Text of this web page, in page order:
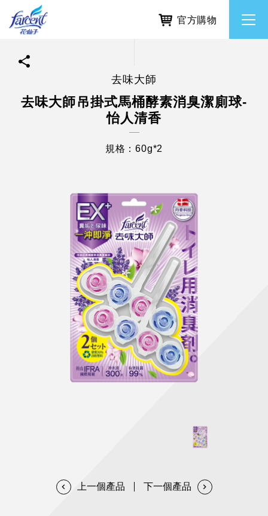
繁體中文
使命與核心價值
所有品牌
居家清潔洗劑
天然清潔洗劑
居家打掃工具
利害關係人互動與經營
透過各種型態及管道與利害關係人建立友善溝通平台
ESG永續發展
股東會相關重要事項與發佈
公司治理
協助解決您對產品的疑問
代工服務
官方購物
去味大師
去味大師吊掛式馬桶酵素消臭潔廁球-
怡人清香
規格：60g*2